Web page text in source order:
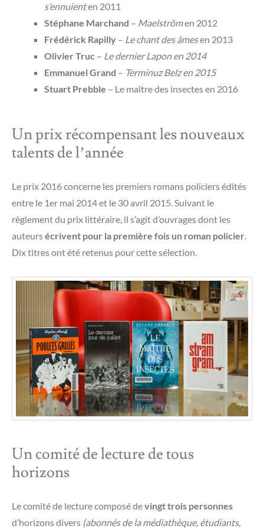
s’ennuienten 2011
Stéphane Marchand – Maelströmen 2012
Frédérick Rapilly – Le chant des âmesen 2013
Olivier Truc – Le dernier Lapon en 2014
Emmanuel Grand – Terminuz Belz en 2015
Stuart Prebble – Le maître des insectes en 2016
Un prix récompensant les nouveaux
talents de l’année
Le prix 2016 concerne les premiers romans policiers édités
entre le 1er mai 2014 et le 30 avril 2015. Suivant le
règlement du prix littéraire, il s’agit d’ouvrages dont les
auteursécrivent pour la première fois un roman policier.
Dix titres ont été retenus pour cette sélection.
Un comité de lecture de tous
horizons
Le comité de lecture composé devingt trois personnes
d’horizons divers (abonnés de la médiathèque, étudiants,